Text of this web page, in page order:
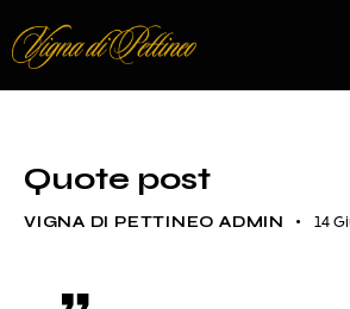
Quote post
VIGNA DI PETTINEO ADMIN 14